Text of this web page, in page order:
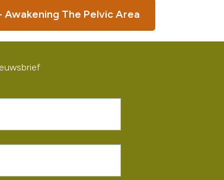
The Pelvic Area